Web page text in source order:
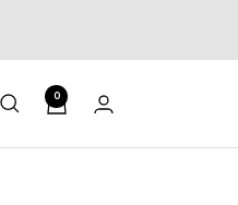
0